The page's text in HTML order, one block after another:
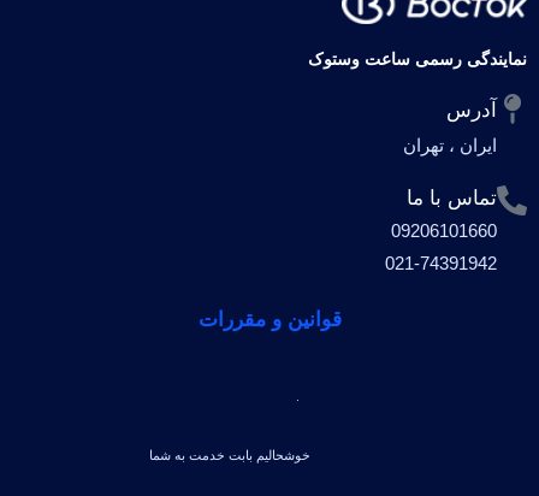
نمایندگی رسمی ساعت وستوک
آدرس
ایران ، تهران
تماس با ما
09206101660
021-74391942
قوانین و مقررات
خوشحالیم بابت خدمت به شما